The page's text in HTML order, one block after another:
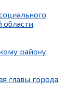
району,
главы города,